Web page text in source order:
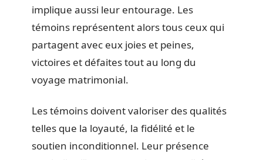
implique aussi leur entourage. Les
témoins représentent alors tous ceux qui
partagent avec eux joies et peines,
victoires et défaites tout au long du
voyage matrimonial.
Les témoins doivent valoriser des qualités
telles que la loyauté, la fidélité et le
soutien inconditionnel. Leur présence